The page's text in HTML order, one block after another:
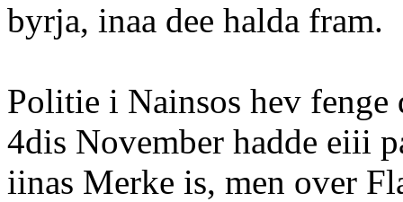
byrja, inaa dee halda fram.
Politie i Nainsos hev fenge
4dis November hadde eiii
iinas Merke is, men over